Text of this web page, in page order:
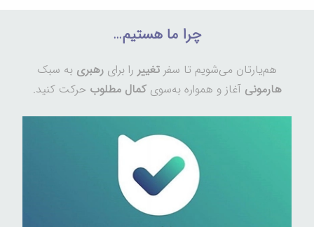
چرا ما هستیم…
هم‌یارتان می‌شویم تا سفر تغییر را برای رهبری به سبک
هارمونی آغاز و همواره به‌سوی کمال مطلوب حرکت کنید.